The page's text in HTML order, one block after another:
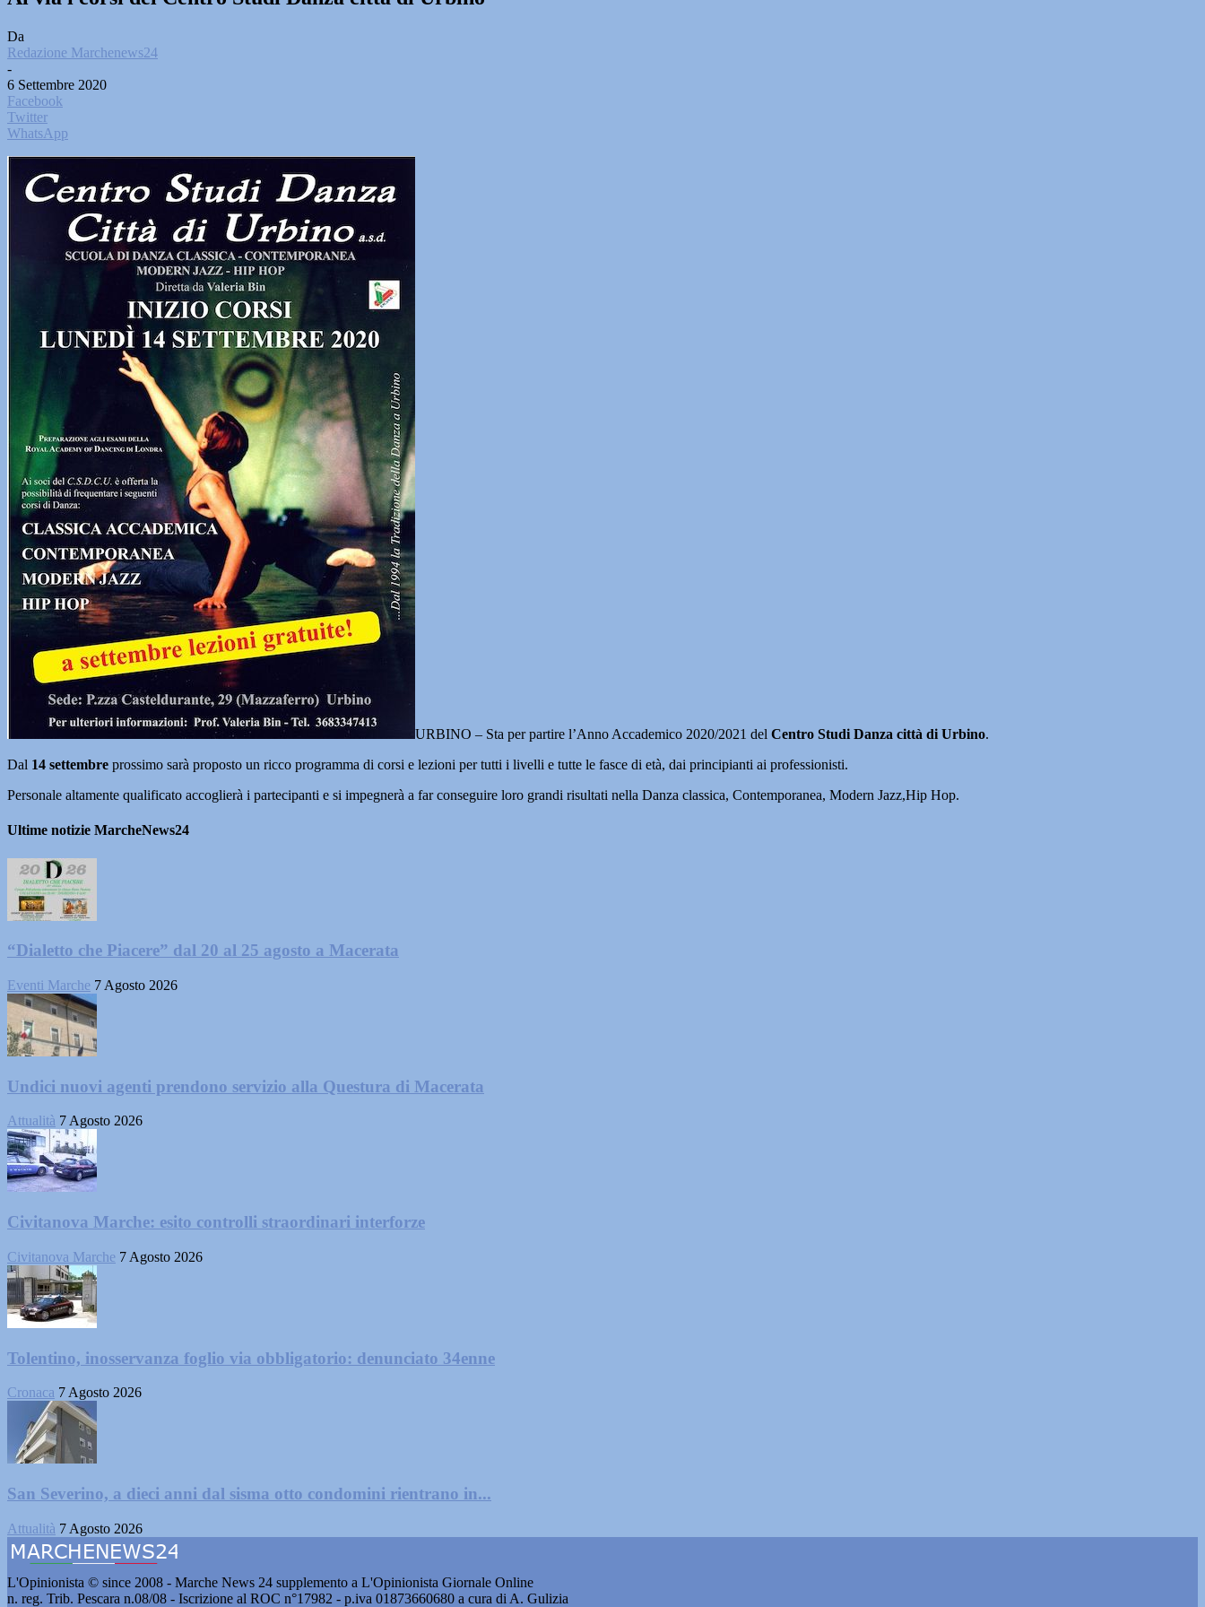
Da
Redazione Marchenews24
-
6 Settembre 2020
Facebook
Twitter
WhatsApp
URBINO – Sta per partire l’Anno Accademico 2020/2021 del Centro Studi Danza città di Urbino.
Dal 14 settembre prossimo sarà proposto un ricco programma di corsi e lezioni per tutti i livelli e tutte le fasce di età, dai principianti ai professionisti.
Personale altamente qualificato accoglierà i partecipanti e si impegnerà a far conseguire loro grandi risultati nella Danza classica, Contemporanea, Modern Jazz,Hip Hop.
Ultime notizie MarcheNews24
“Dialetto che Piacere” dal 20 al 25 agosto a Macerata
Eventi Marche 7 Agosto 2026
Undici nuovi agenti prendono servizio alla Questura di Macerata
Attualità 7 Agosto 2026
Civitanova Marche: esito controlli straordinari interforze
Civitanova Marche 7 Agosto 2026
Tolentino, inosservanza foglio via obbligatorio: denunciato 34enne
Cronaca 7 Agosto 2026
San Severino, a dieci anni dal sisma otto condomini rientrano in...
Attualità 7 Agosto 2026
L'Opinionista © since 2008 - Marche News 24 supplemento a L'Opinionista Giornale Online
n. reg. Trib. Pescara n.08/08 - Iscrizione al ROC n°17982 - p.iva 01873660680 a cura di A. Gulizia